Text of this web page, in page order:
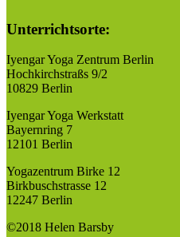
Unterrichtsorte:
Iyengar Yoga Zentrum Berlin
Hochkirchstraßs 9/2
10829 Berlin
Iyengar Yoga Werkstatt
Bayernring 7
12101 Berlin
Yogazentrum Birke 12
Birkbuschstrasse 12
12247 Berlin
©2018 Helen Barsby